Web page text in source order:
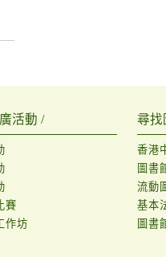
活動 /
賽
作坊
尋找
香港
圖書
流動
基本
圖書